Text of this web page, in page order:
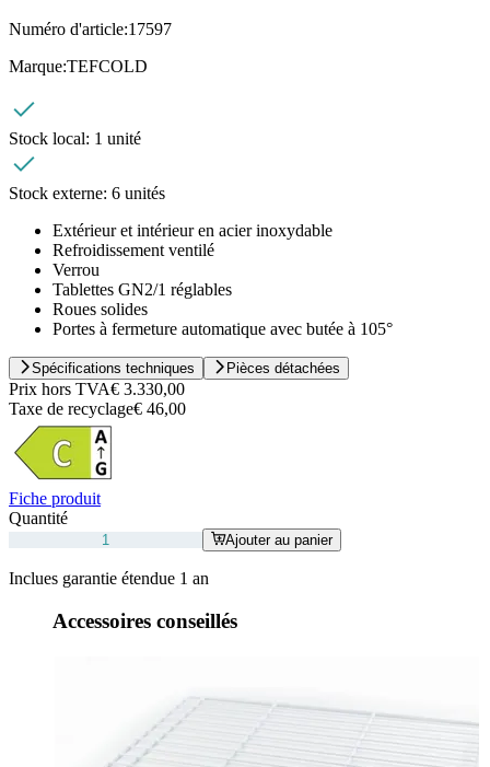
Numéro d'article:17597
Marque:TEFCOLD
Stock local: 1 unité
Stock externe: 6 unités
Extérieur et intérieur en acier inoxydable
Refroidissement ventilé
Verrou
Tablettes GN2/1 réglables
Roues solides
Portes à fermeture automatique avec butée à 105°
Spécifications techniques Pièces détachées
Prix hors TVA€ 3.330,00
Taxe de recyclage€ 46,00
Fiche produit
Quantité
Ajouter au panier
Inclues garantie étendue 1 an
Accessoires conseillés